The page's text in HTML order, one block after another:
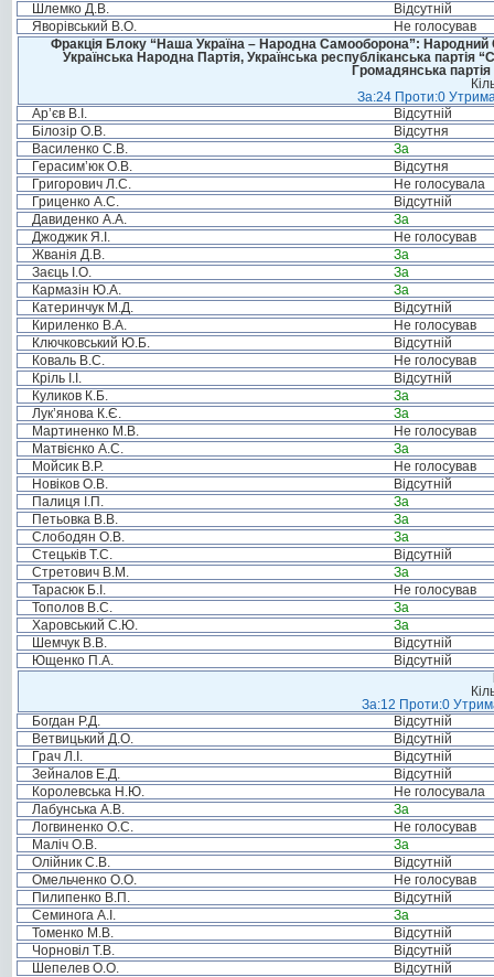
Шлемко Д.В.
Відсутній
Яворівський В.О.
Не голосував
Фракція Блоку “Наша Україна – Народна Самооборона”: Народний
Українська Народна Партія, Українська республіканська
Громадянська
За:24 Проти:0
Ар’єв В.І.
Відсутній
Білозір О.В.
Відсутня
Василенко С.В.
За
Герасим’юк О.В.
Відсутня
Григорович Л.С.
Не голосувала
Гриценко А.С.
Відсутній
Давиденко А.А.
За
Джоджик Я.І.
Не голосував
Жванія Д.В.
За
Заєць І.О.
За
Кармазін Ю.А.
За
Катеринчук М.Д.
Відсутній
Кириленко В.А.
Не голосував
Ключковський Ю.Б.
Відсутній
Коваль В.С.
Не голосував
Кріль І.І.
Відсутній
Куликов К.Б.
За
Лук’янова К.Є.
За
Мартиненко М.В.
Не голосував
Матвієнко А.С.
За
Мойсик В.Р.
Не голосував
Новіков О.В.
Відсутній
Палиця І.П.
За
Петьовка В.В.
За
Слободян О.В.
За
Стецьків Т.С.
Відсутній
Стретович В.М.
За
Тарасюк Б.І.
Не голосував
Тополов В.С.
За
Харовський С.Ю.
За
Шемчук В.В.
Відсутній
Ющенко П.А.
Відсутній
За:12 Проти:0
Богдан Р.Д.
Відсутній
Ветвицький Д.О.
Відсутній
Грач Л.І.
Відсутній
Зейналов Е.Д.
Відсутній
Королевська Н.Ю.
Не голосувала
Лабунська А.В.
За
Логвиненко О.С.
Не голосував
Маліч О.В.
За
Олійник С.В.
Відсутній
Омельченко О.О.
Не голосував
Пилипенко В.П.
Відсутній
Семинога А.І.
За
Томенко М.В.
Відсутній
Чорновіл Т.В.
Відсутній
Шепелев О.О.
Відсутній